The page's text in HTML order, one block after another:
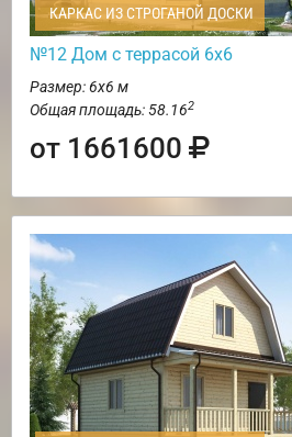
КАРКАС ИЗ СТРОГАНОЙ ДОСКИ
№12 Дом с террасой 6х6
Размер: 6х6 м
Общая площадь: 58.162
от 1661600